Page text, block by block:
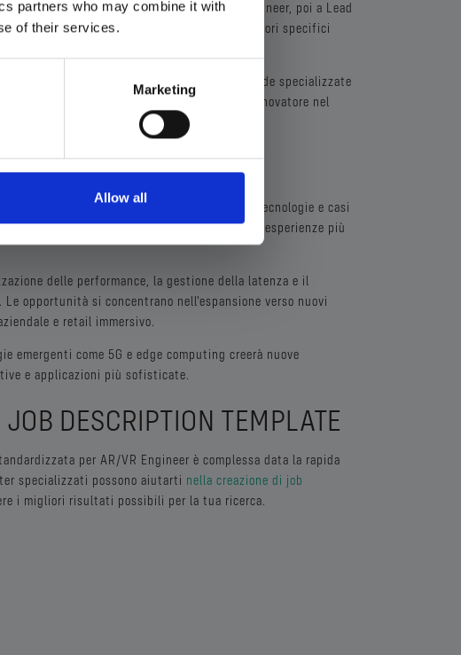
partners who may combine it with
of their services.
Marketing
Allow all
passaggio da Junior Developer a Senior Engineer, poi a Lead
scelgono di specializzarsi in settori specifici
come Chief Technology Officer per aziende specializzate
di tecnologie immersive, o innovatore nel
PROSSIMI ANNI
evoluzione, guidata dall'emergere di nuove tecnologie e casi
learning sta aprendo nuove possibilità per esperienze più
delle performance, la gestione della latenza e il
opportunità si concentrano nell'espansione verso nuovi
e retail immersivo.
emergenti come 5G e edge computing creerà nuove
e applicazioni più sofisticate.
DESCRIPTION TEMPLATE
per AR/VR Engineer è complessa data la rapida
specializzati possono aiutarti nella creazione di job
i migliori risultati possibili per la tua ricerca.